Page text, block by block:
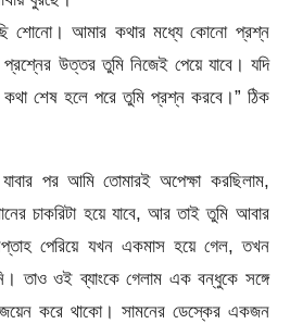
শোনো। আমার কথার মধ্যে কোনো প্রশ্ন
উত্তর তুমি নিজেই পেয়ে যাবে। যদি
শেষ হলে পরে তুমি প্রশ্ন করবে।” ঠিক
পর আমি তোমারই অপেক্ষা করছিলাম,
চাকরিটা হয়ে যাবে, আর তাই তুমি আবার
পেরিয়ে যখন একমাস হয়ে গেল, তখন
তাও ওই ব্যাংকে গেলাম এক বন্ধুকে সঙ্গে
জয়েন করে থাকো। সামনের ডেস্কের একজন